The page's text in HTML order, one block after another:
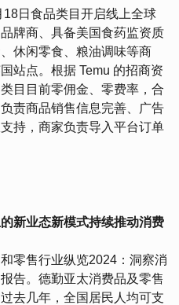
日食品类目开启线上全球
牌商、具备美国食药监资质
休闲零食、粮油调味等商
站点。根据 Temu 的招商资
目目前零佣金、零费率，合
责商品销售信息完善、广告
持，商家负责导入平台订单
新业态新模式持续推动消费
零售行业纵览2024：洞察消
告。德勤亚太消费品及零售
去几年，全国居民人均可支